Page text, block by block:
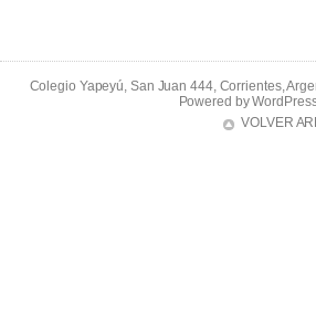
Colegio Yapeyú, San Juan 444, Corrientes,
Powered by
VOLVER